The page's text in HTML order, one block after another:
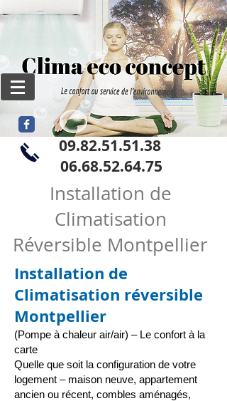
09.82.51.51.38
06.68.52.64.75
Installation de
Climatisation
Réversible Montpellier
Installation de
Climatisation réversible
Montpellier
(Pompe à chaleur air/air) – Le confort à la
carte
Quelle que soit la configuration de votre
logement – maison neuve, appartement
ancien ou récent, combles aménagés,